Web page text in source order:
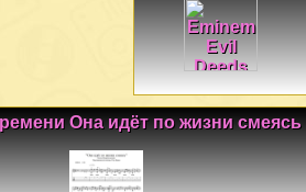
Она идёт по жизни смеясь